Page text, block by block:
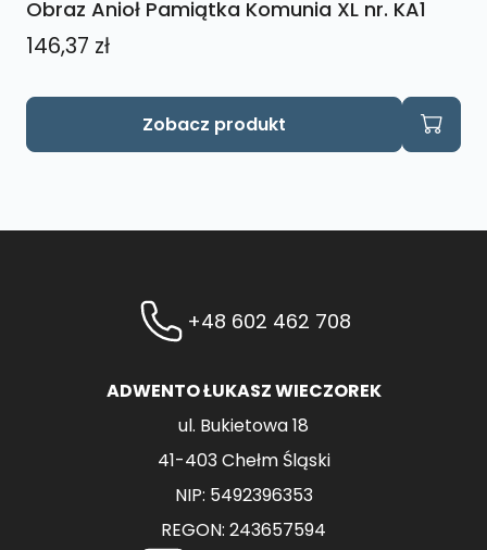
Obraz Anioł Pamiątka Komunia XL nr. KA1
146,37 zł
Zobacz produkt
+48 602 462 708
ADWENTO ŁUKASZ WIECZOREK
ul. Bukietowa 18
41-403 Chełm Śląski
NIP: 5492396353
REGON: 243657594